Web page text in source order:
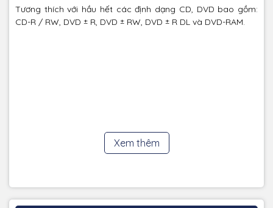
Tương thích với hầu hết các định dạng CD, DVD bao gồm:
CD-R / RW, DVD ± R, DVD ± RW, DVD ± R DL và DVD-RAM.
Xem thêm